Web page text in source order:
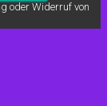
oder Widerruf von